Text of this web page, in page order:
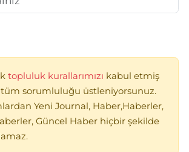
topluluk kurallarımızı kabul etmiş
sorumluluğu üstleniyorsunuz.
Yeni Journal, Haber,Haberler,
Güncel Haber hiçbir şekilde